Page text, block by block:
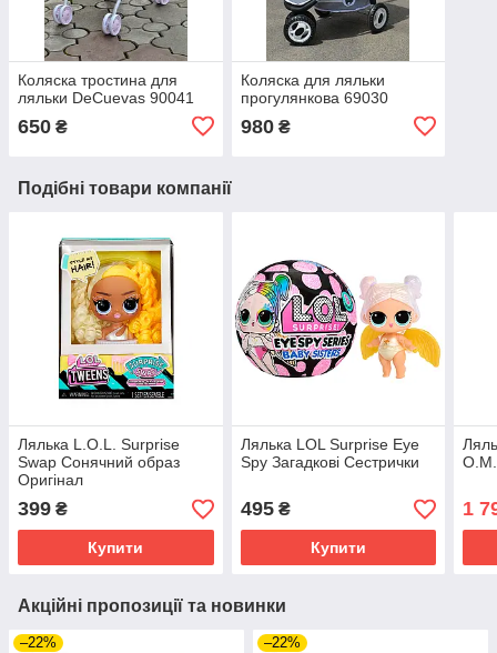
Коляска тростина для
ляльки DeCuevas 90041
650 ₴
Коляска для ляльки
прогулянкова 69030
980₴
Подібні товари компанії
Лялька L.O.L. Surprise
Swap Сонячний образ
Оригінал
399 ₴
Купити
Лялька LOL Surprise Eye
Spy Загадкові Сестрички
495₴
Купити
1
Акційні пропозиції та новинки
–22% –22%